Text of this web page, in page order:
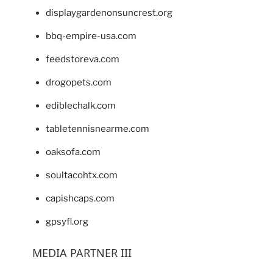
displaygardenonsuncrest.org
bbq-empire-usa.com
feedstoreva.com
drogopets.com
ediblechalk.com
tabletennisnearme.com
oaksofa.com
soultacohtx.com
capishcaps.com
gpsyfl.org
MEDIA PARTNER III